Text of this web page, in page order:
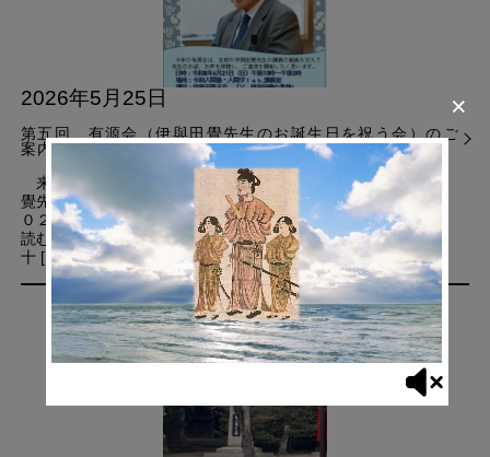
2026年5月25日
第五回 有源会（伊與田覺先生のお誕生日を祝う会）のご
案内
来る6月21日に、１１０回目の誕生日を迎えられる伊與田
覺先生のご遺徳を偲んで第５回の有源会を開催致します。１
０２歳でご逝去された先生のみ教えは先生の講義録を読めば
読むほど味わい深いものがあります。高知県の西端に生れ、
十 […]
×